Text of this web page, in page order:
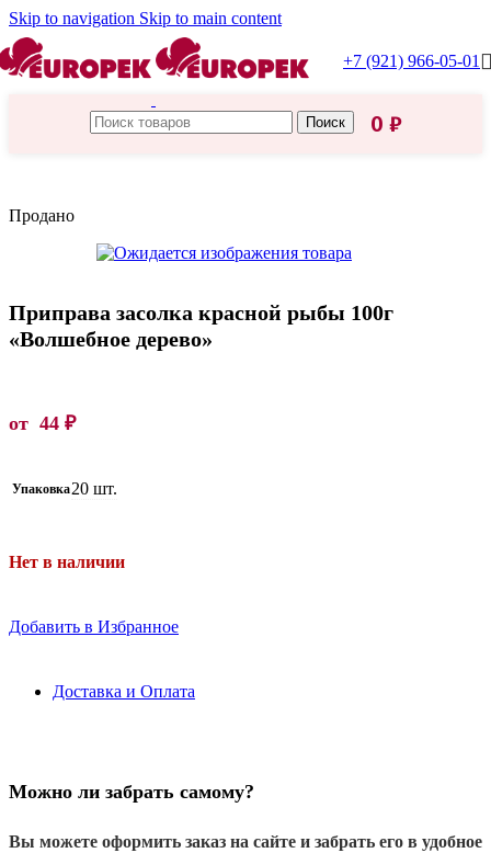
Skip to navigation Skip to main content
+7 (921) 966-05-01
Поиск 0 ₽
Продано
Приправа засолка красной рыбы 100г
«Волшебное дерево»
от 44 ₽
Упаковка20 шт.
Нет в наличии
Добавить в Избранное
Доставка и Оплата
Можно ли забрать самому?
Вы можете оформить заказ на сайте и забрать его в удобное